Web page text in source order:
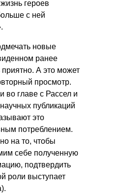
героев
с ней
новые
ранее
А это может
просмотр.
во главе с Рассел и
публикаций
это
потреблением.
на то, чтобы
себе полученную
подтвердить
роли выступает